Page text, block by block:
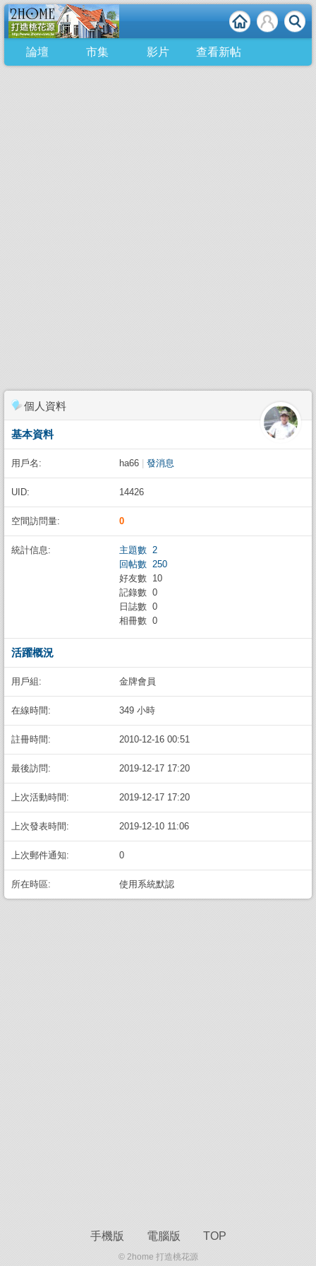
論壇 市集 影片 查看新帖
個人資料
基本資料
用戶名: ha66 發消息
UID: 14426
空間訪問量: 0
統計信息:
主題數 2
回帖數 250
好友數 10
記錄數 0
日誌數 0
相冊數 0
活躍概況
用戶組: 金牌會員
在線時間: 349 小時
註冊時間: 2010-12-16 00:51
最後訪問: 2019-12-17 17:20
上次活動時間: 2019-12-17 17:20
上次發表時間: 2019-12-10 11:06
上次郵件通知: 0
所在時區: 使用系統默認
手機版 電腦版 TOP
© 2home 打造桃花源